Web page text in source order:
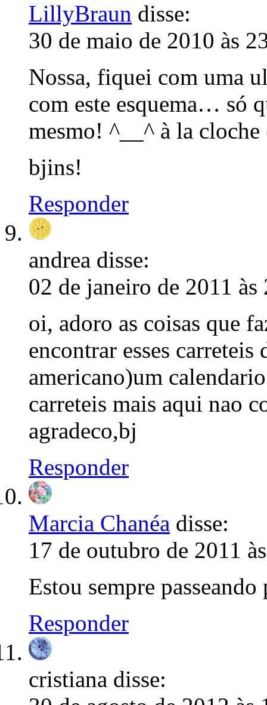
LillyBraun disse:
30 de maio de 2010 às
Nossa, fiquei com uma
com este esquema… só
mesmo! ^__^ à la
bjins!
Responder
andrea disse:
02 de janeiro de 2011 às
oi, adoro as coisas que
encontrar esses
americano)um
carreteis mais aqui nao
agradeco,bj
Responder
Marcia Chanéa disse:
17 de outubro de 2011
Estou sempre
Responder
cristiana disse: